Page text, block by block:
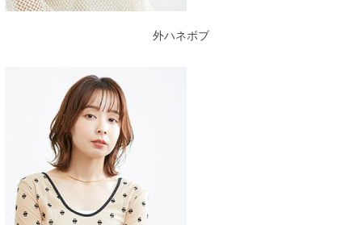
外ハネボブ